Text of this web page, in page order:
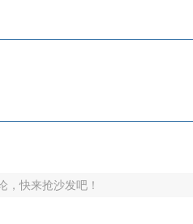
，快来抢沙发吧！